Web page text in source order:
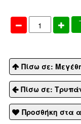
Πίσω σε:
Πίσω σε:
Προσθήκη στα